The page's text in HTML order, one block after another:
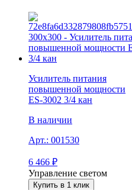
Усилитель питания
повышенной мощности
ES-3002 3/4 кан
В наличии
Арт.: 001530
6 466 ₽
Управление светом
Купить в 1 клик